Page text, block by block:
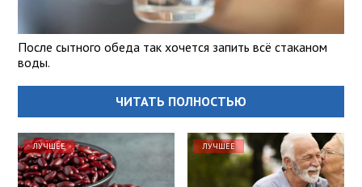
После сытного обеда так хочется запить всё стаканом
воды.
ЧИТАТЬ ПОЛНОСТЬЮ
ЛУЧШЕЕ ЛУЧШЕЕ